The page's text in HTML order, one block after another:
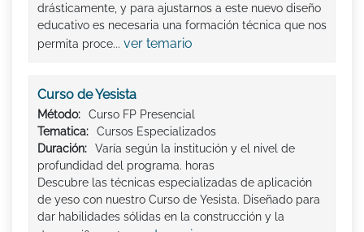
drásticamente, y para ajustarnos a este nuevo diseño
educativo es necesaria una formación técnica que nos
permita proce... ver temario
Curso de Yesista
Método:
Curso FP Presencial
Tematica:
Cursos Especializados
Duración:
Varía según la institución y el nivel de
profundidad del programa. horas
Descubre las técnicas especializadas de aplicación
de yeso con nuestro Curso de Yesista. Diseñado para
dar habilidades sólidas en la construcción y la